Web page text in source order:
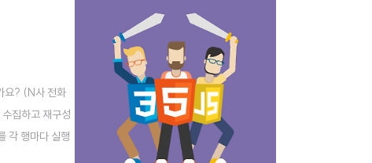
요? (N사 전화
집하고 재구성
각 행마다 실행